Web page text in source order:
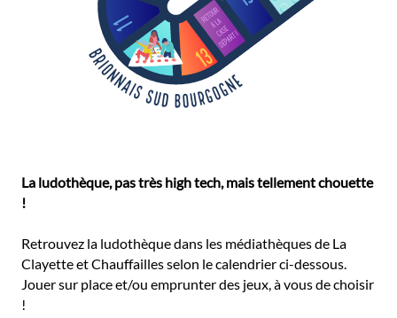
La ludothèque, pas très high tech, mais tellement chouette
!
Retrouvez la ludothèque dans les médiathèques de La
Clayette et Chauffailles selon le calendrier ci-dessous.
Jouer sur place et/ou emprunter des jeux, à vous de choisir
!